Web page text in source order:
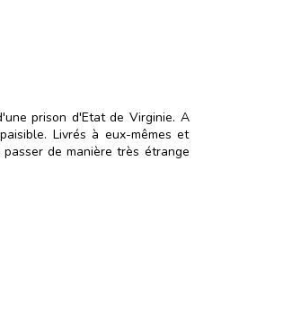
prison d'Etat de Virginie. A
Livrés à eux-mêmes et
de manière très étrange